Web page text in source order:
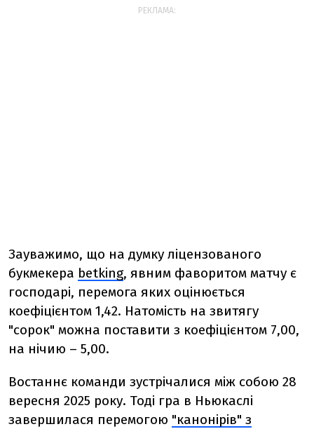
РЕКЛАМА:
Зауважимо, що на думку ліцензованого
букмекера betking, явним фаворитом матчу є
господарі, перемога яких оцінюється
коефіцієнтом 1,42. Натомість на звитягу
"сорок" можна поставити з коефіцієнтом 7,00,
на нічию – 5,00.
Востаннє команди зустрічалися між собою 28
вересня 2025 року. Тоді гра в Ньюкаслі
завершилася перемогою "канонірів" з